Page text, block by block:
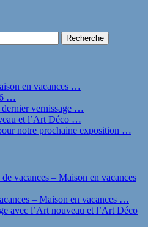
en vacances …
…
vernissage …
et l’Art Déco …
notre prochaine exposition …
vacances – Maison en vacances
– Maison en vacances …
avec l’Art nouveau et l’Art Déco